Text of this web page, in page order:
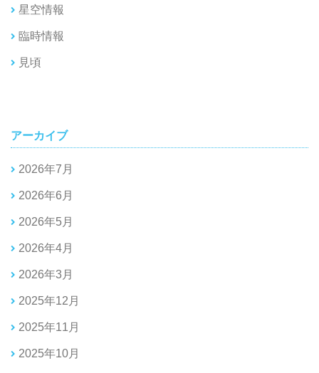
星空情報
臨時情報
見頃
アーカイブ
2026年7月
2026年6月
2026年5月
2026年4月
2026年3月
2025年12月
2025年11月
2025年10月